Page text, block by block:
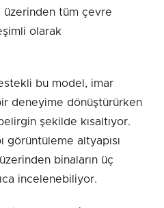
üzerinden tüm çevre
olarak
bu model, imar
deneyime dönüştürürken
şekilde kısaltıyor.
görüntüleme altyapısı
binaların üç
incelenebiliyor.